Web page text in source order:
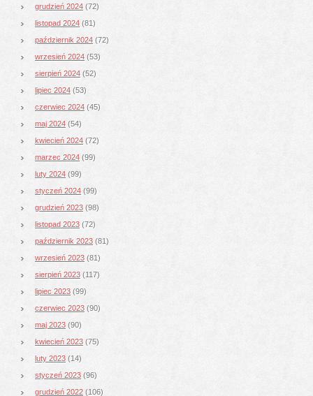
grudzień 2024 (72)
listopad 2024 (81)
październik 2024 (72)
wrzesień 2024 (53)
sierpień 2024 (52)
lipiec 2024 (53)
czerwiec 2024 (45)
maj 2024 (54)
kwiecień 2024 (72)
marzec 2024 (99)
luty 2024 (99)
styczeń 2024 (99)
grudzień 2023 (98)
listopad 2023 (72)
październik 2023 (81)
wrzesień 2023 (81)
sierpień 2023 (117)
lipiec 2023 (99)
czerwiec 2023 (90)
maj 2023 (90)
kwiecień 2023 (75)
luty 2023 (14)
styczeń 2023 (96)
grudzień 2022 (106)